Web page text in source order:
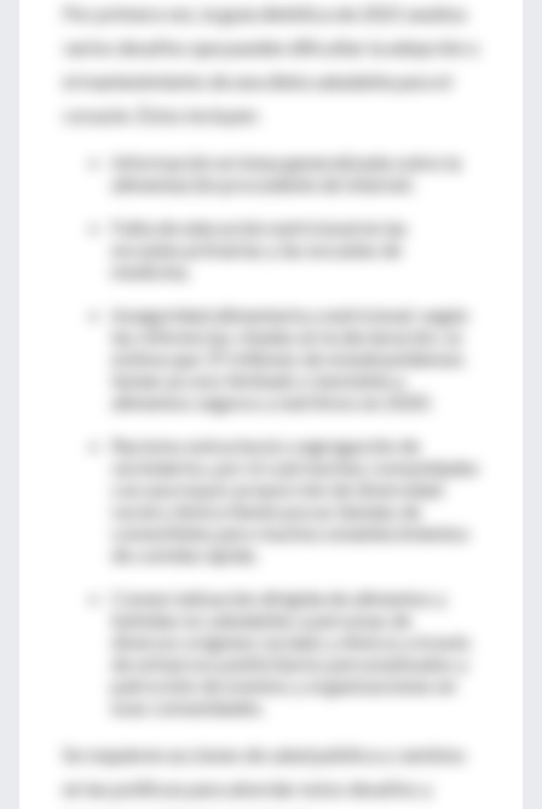
Por primera vez, la guía dietética de 2021 analiza
varios desafíos que pueden dificultar la adopción o
el mantenimiento de una dieta saludable para el
corazón. Éstos incluyen:
Información errónea generalizada sobre la
Falta de educación nutricional en las
Inseguridad alimentaria y nutricional: según
alimentos seguros y nutritivos en 2020.
Racismo estructural y segregación de
vecindarios, por el cual muchas comunidades
comestibles pero muchos establecimientos
Comercialización dirigida de alimentos y
diversos orígenes raciales y étnicos a través
Se requieren acciones de salud pública y cambios
en las políticas para abordar estos desafíos y